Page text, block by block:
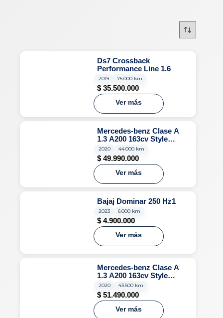
Ds7 Crossback
Performance Line 1.6
2019 76.000 km
$ 35.500.000
Ver más
Mercedes-benz Clase A
1.3 A200 163cv Style
Sedan
2020 44.000 km
$ 49.990.000
Ver más
Bajaj Dominar 250 Hz1
2023 6.000 km
$ 4.900.000
Ver más
Mercedes-benz Clase A
1.3 A200 163cv Style
Sedan Hp9
2020 43.500 km
$ 51.490.000
Ver más